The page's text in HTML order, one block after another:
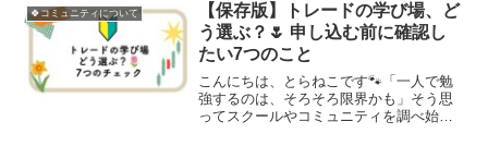
た。テレビやSNSでも投資の話題を見か
けることが多くなり...
🍀コミュニティについて
【保存版】トレードの学び場、ど
う選ぶ？🌷 申し込む前に確認し
たい7つのこと
こんにちは、とらねこです🐾「一人で勉
強するのは、そろそろ限界かも」そう思
ってスクールやコミュニティを調べ始め